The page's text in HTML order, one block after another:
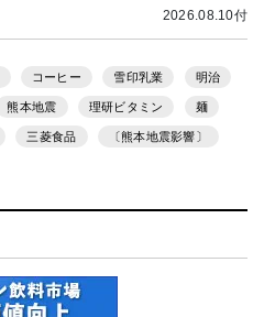
2026.08.10付
コーヒー 雪印乳業 明治
熊本地震 理研ビタミン 麺
三菱食品 〔熊本地震影響〕